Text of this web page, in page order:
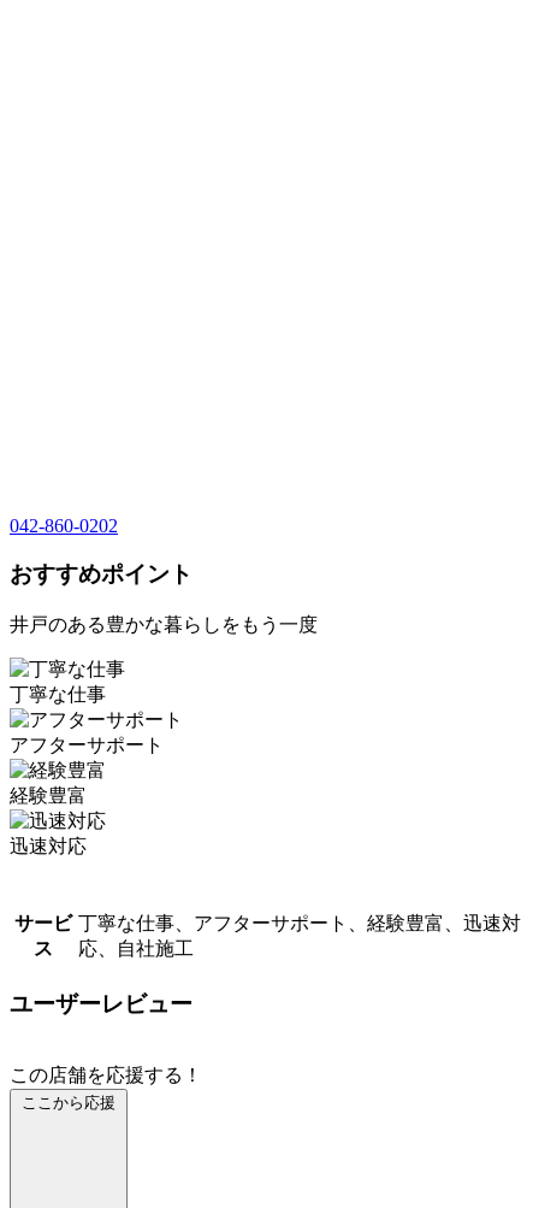
042-860-0202
おすすめポイント
井戸のある豊かな暮らしをもう一度
丁寧な仕事
アフターサポート
経験豊富
迅速対応
サービ
ス
丁寧な仕事、アフターサポート、経験豊富、迅速対
応、自社施工
ユーザーレビュー
この店舗を応援する！
ここから応援